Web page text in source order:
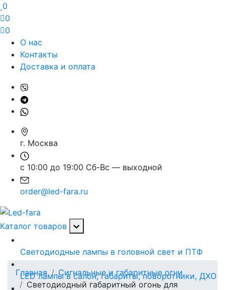
0
0
0
О нас
Контакты
Доставка и оплата
г. Москва
с 10:00 до 19:00 Сб-Вс — выходной
order@led-fara.ru
Каталог товаров
Светодиодные лампы в головной свет и ПТФ
LED лампы в салон, габариты, поворотники, ДХО
Главная
Сигнальные и габаритные огни
Светодиодный габаритный огонь для